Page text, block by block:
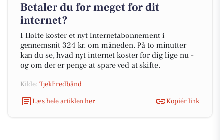
Betaler du for meget for dit
internet?
I Holte koster et nyt internetabonnement i
gennemsnit 324 kr. om måneden. På to minutter
kan du se, hvad nyt internet koster for dig lige nu –
og om der er penge at spare ved at skifte.
Kilde: TjekBredbånd
Læs hele artiklen her
Kopiér link